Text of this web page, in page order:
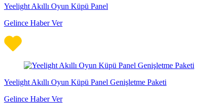
Yeelight Akıllı Oyun Küpü Panel
Gelince Haber Ver
Yeelight Akıllı Oyun Küpü Panel Genişletme Paketi
Gelince Haber Ver